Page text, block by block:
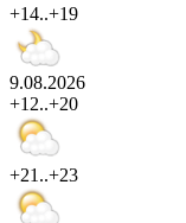
+14..+19
9.08.2026
+12..+20
+21..+23